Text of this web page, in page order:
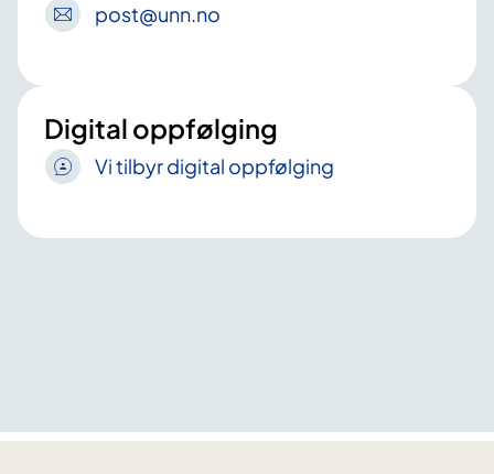
post@unn.no
Digital oppfølging
Vi tilbyr digital oppfølging